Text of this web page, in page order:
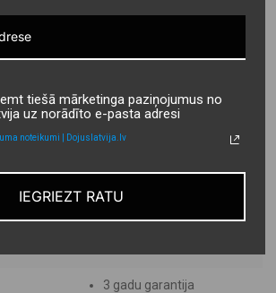
Svars (kg): 1136*
jauda (kW/ZS): 68 / 90
Veiktspēja (ha/h): 4
Griešanas augstums
Vāla platums (m): 1,60
- 2,60
Kondicionētāja tips:
tērauda pirkstu
3 gadu garantija
tiešā mārketinga paziņojumus no
uz norādīto e-pasta adresi
noteikumi | Dojuslatvija.lv
IEGRIEZT RATU